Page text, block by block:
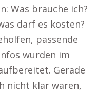
Was brauche ich?
darf es kosten?
passende
wurden im
Gerade
nicht klar waren,